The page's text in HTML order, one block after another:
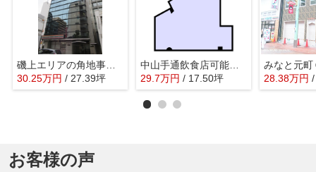
磯上エリアの角地事務所ビル
30.25万円 / 27.39坪
中山手通飲食店可能物件
29.7万円 / 17.50坪
みなと元町
28.38万円
お客様の声